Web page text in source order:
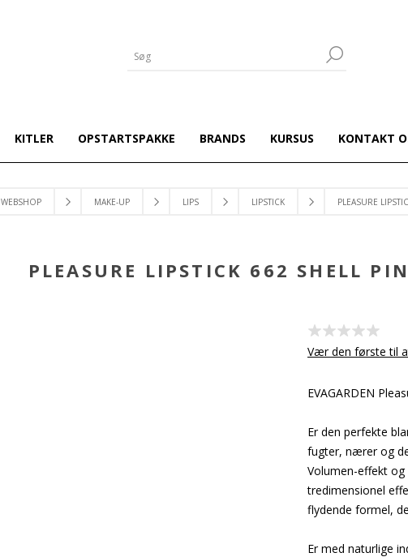
KITLER OPSTARTSPAKKE BRANDS KURSUS KONTAKT
WEBSHOP MAKE-UP LIPS LIPSTICK PLEASURE
PLEASURE LIPSTICK 662 SHELL
Vær den første til
EVAGARDEN
Er den perfekte
fugter, nærer og
Volumen-effekt
tredimensionel
flydende formel,
Er med naturlige